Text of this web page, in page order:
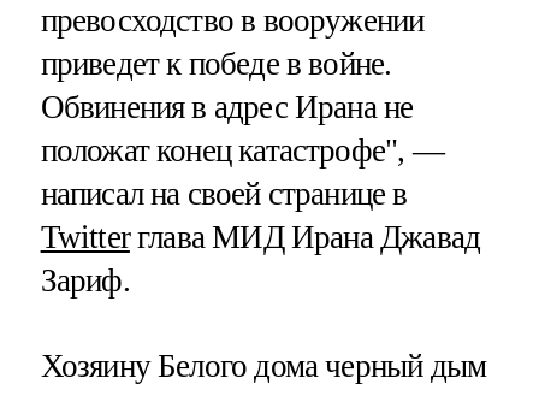
превосходство в вооружении
приведет к победе в войне.
Обвинения в адрес Ирана не
положат конец катастрофе", —
написал на своей странице в
Twitterглава МИД Ирана Джавад
Зариф.
Хозяину Белого дома черный дым